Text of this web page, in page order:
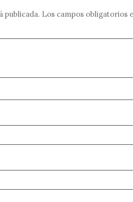
publicada. Los campos obligatorios